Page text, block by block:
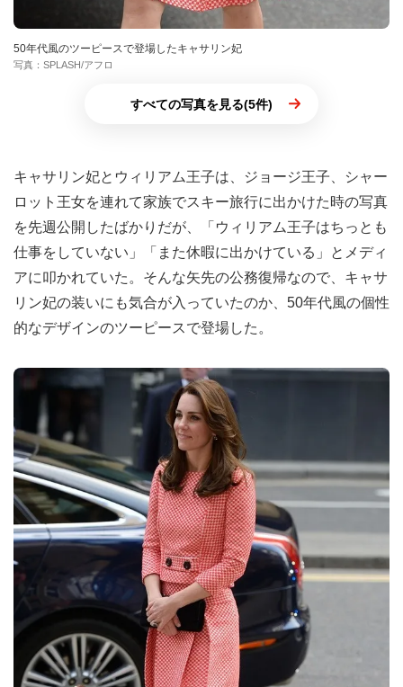
50年代風のツーピースで登場したキャサリン妃
写真：SPLASH/アフロ
すべての写真を見る(5件)
キャサリン妃とウィリアム王子は、ジョージ王子、シャー
ロット王女を連れて家族でスキー旅行に出かけた時の写真
を先週公開したばかりだが、「ウィリアム王子はちっとも
仕事をしていない」「また休暇に出かけている」とメディ
アに叩かれていた。そんな矢先の公務復帰なので、キャサ
リン妃の装いにも気合が入っていたのか、50年代風の個性
的なデザインのツーピースで登場した。